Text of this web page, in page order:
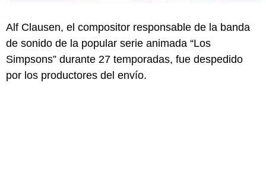
Alf Clausen, el compositor responsable de la banda
de sonido de la popular serie animada “Los
Simpsons” durante 27 temporadas, fue despedido
por los productores del envío.